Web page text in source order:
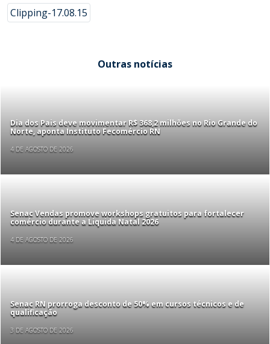
Clipping-17.08.15
Outras notícias
Dia dos Pais deve movimentar R$ 368,2 milhões no Rio Grande do
Norte, aponta Instituto Fecomércio RN
4 DE AGOSTO DE 2026
Senac Vendas promove workshops gratuitos para fortalecer
comércio durante a Liquida Natal 2026
4 DE AGOSTO DE 2026
Senac RN prorroga desconto de 50% em cursos técnicos e de
qualificação
3 DE AGOSTO DE 2026